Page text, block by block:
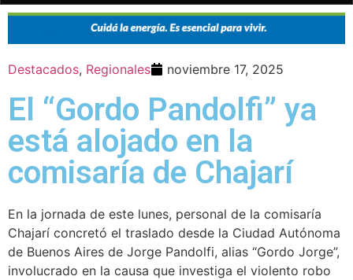
Destacados, Regionales noviembre 17, 2025
El “Gordo Pandolfi” ya
está alojado en la
comisaría de Chajarí
En la jornada de este lunes, personal de la comisaría
Chajarí concretó el traslado desde la Ciudad Autónoma
de Buenos Aires de Jorge Pandolfi, alias “Gordo Jorge”,
involucrado en la causa que investiga el violento robo